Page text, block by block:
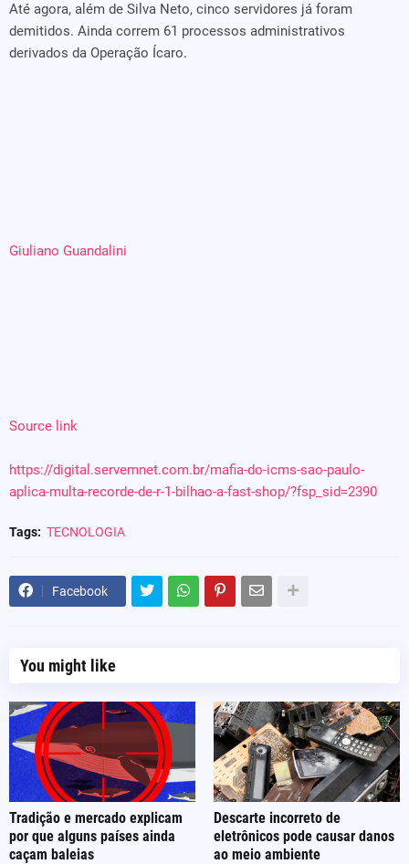
Até agora, além de Silva Neto, cinco servidores já foram
demitidos. Ainda correm 61 processos administrativos
derivados da Operação Ícaro.
Giuliano Guandalini
Source link
https://digital.servemnet.com.br/mafia-do-icms-sao-paulo-
aplica-multa-recorde-de-r-1-bilhao-a-fast-shop/?fsp_sid=2390
Tags: TECNOLOGIA
Facebook
You might like
Tradição e mercado explicam
por que alguns países ainda
caçam baleias
Descarte incorreto de
eletrônicos pode causar danos
ao meio ambiente